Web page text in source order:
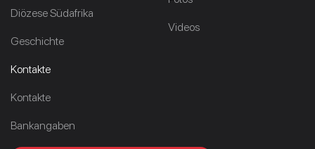
Diözese Südafrika
Geschichte
Videos
Kontakte
Kontakte
Bankangaben